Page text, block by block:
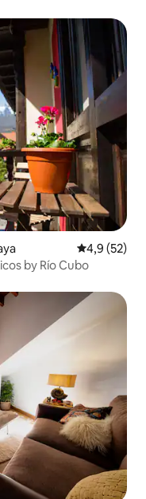
Évaluation
4,9 (52)
by Río Cubo